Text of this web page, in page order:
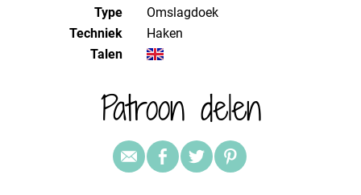
Type
Omslagdoek
Techniek
haken
Talen
Patroon delen